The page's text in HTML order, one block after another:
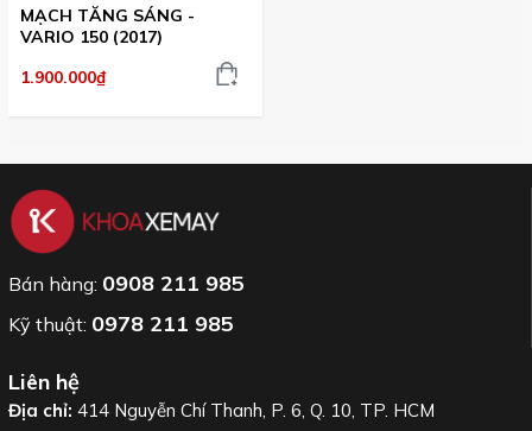
MẠCH TĂNG SÁNG -
VARIO 150 (2017)
1.900.000₫
Bán hàng: 0908 211 985
Kỹ thuật: 0978 211 985
Liên hệ
Địa chỉ: 414 Nguyễn Chí Thanh, P. 6, Q. 10, TP. HCM